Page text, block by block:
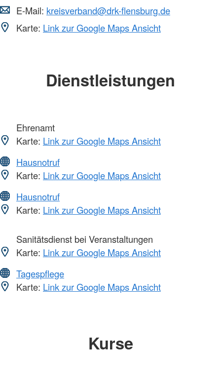
E-Mail: kreisverband@drk-flensburg.de
Karte: Link zur Google Maps Ansicht
Dienstleistungen
Ehrenamt
Karte: Link zur Google Maps Ansicht
Hausnotruf
Karte: Link zur Google Maps Ansicht
Hausnotruf
Karte: Link zur Google Maps Ansicht
Sanitätsdienst bei Veranstaltungen
Karte: Link zur Google Maps Ansicht
Tagespflege
Karte: Link zur Google Maps Ansicht
Kurse